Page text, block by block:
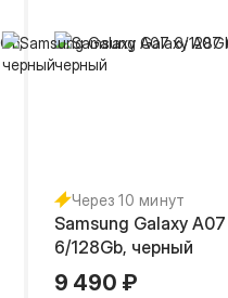
Через 10 минут
Samsung Galaxy A07
6/128Gb, черный
9 490 ₽